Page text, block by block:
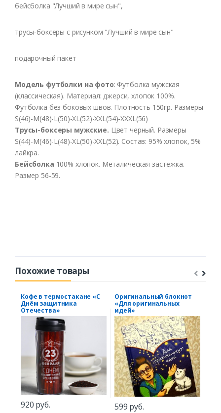
бейсболка "Лучший в мире сын",
трусы-боксеры с рисунком "Лучший в мире сын"
подарочный пакет
Модель футболки на фото: Футболка мужская
(классическая). Материал:джерси,хлопок 100%.
Футболка без боковых швов. Плотность 150гр. Размеры
S(46)-M(48)-L(50)-XL(52)-XXL(54)-XXXL(56)
Трусы-боксеры мужские. Цвет черный. Размеры
S(44)-M(46)-L(48)-XL(50)-XXL(52). Состав: 95%хлопок, 5%
лайкра.
Бейсболка 100% хлопок. Металическая застежка.
Размер 56-59.
Похожие товары
Кофе в термостакане «С
Днём защитника
Отечества»
920 руб.
Оригинальный блокнот
«Для оригинальных
идей»
599 руб.